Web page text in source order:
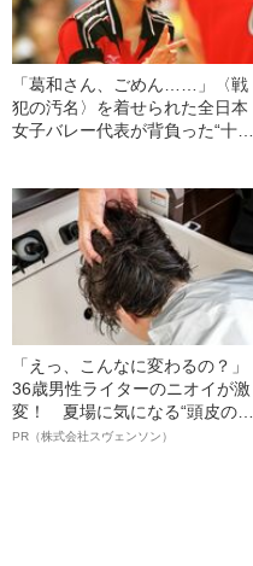
「葛和さん、ごめん……」〈戦
犯の汚名〉を着せられた全日本
女子バレー代表が背負った“十字
「えっ、こんなに変わるの？」
36歳男性ライターのニオイが激
変！ 夏場に気になる“頭皮のニ
オイ”や“ベタつき”を解消す
PR（株式会社スヴェンソン）